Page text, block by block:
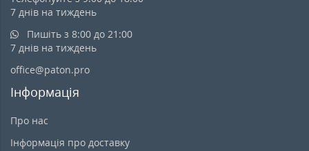
7 днів на тиждень
Пишіть з 8:00 до 21:00
7 днів на тиждень
office@paton.pro
Інформація
Про нас
Інформація про доставку